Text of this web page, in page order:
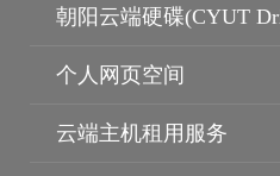
朝阳云端硬碟(CYUT
个人网页空间
云端主机租用服务